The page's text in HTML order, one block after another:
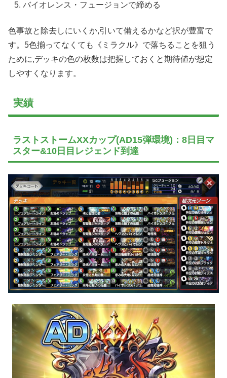
バイオレンス・フュージョンで締める
色事故と除去しにいくか,引いて備えるかなど択が豊富で
す。5色揃ってなくても《ミラクル》で落ちることを狙う
ために,デッキの色の枚数は把握しておくと期待値が想定
しやすくなります。
実績
ラストストームXXカップ(AD15弾環境)：8日目マ
スター&10日目レジェンド到達